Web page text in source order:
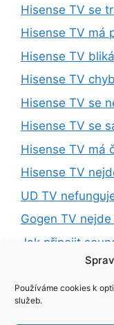
Hisense TV se
Hisense TV má
Hisense TV
Hisense TV
Hisense TV se
Hisense TV se
Hisense TV má
Hisense TV
UD TV
Gogen TV
Jak připojit
Jak připojit
Gogen TV
Používáme cookies k
služeb.